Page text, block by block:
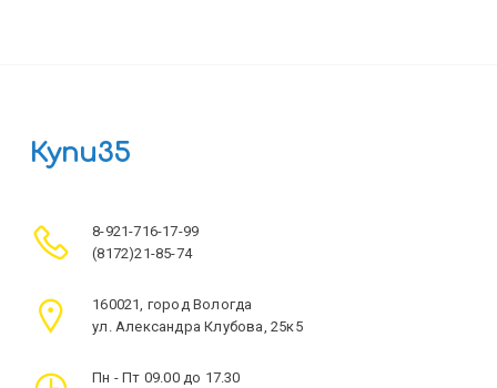
Купи35
8-921-716-17-99
(8172)21-85-74
160021, город Вологда
ул. Александра Клубова, 25к5
Пн - Пт 09.00 до 17.30